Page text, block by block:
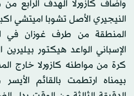
وأضاف كازورلا الهدف الرابع
النيجيري الأصل تشوبا اميتشي
الإسباني الواعد هيكتور
كرة من مواطنه كازورلا خارج
بيمناه ارتطمت بالقائم